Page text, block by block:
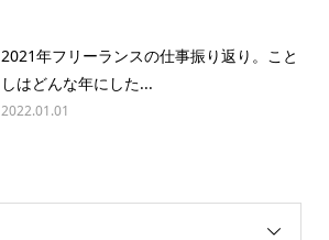
2021年フリーランスの仕事振り返り。こと
しはどんな年にした...
2022.01.01